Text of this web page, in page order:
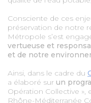
Consciente de ces
préservation de notre
Métropole s’est
vertueuse et
et de notre
Ainsi, dans le cadre du
a élaboré sur un
Opération Collective »,
Rhône-Méditerranée